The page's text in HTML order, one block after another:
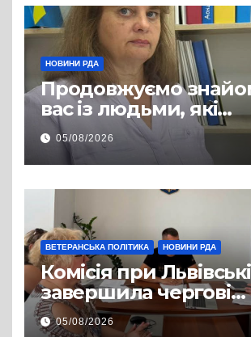
НОВИНИ РДА
Продовжуємо
вас із людьми, які
допомагають нашим
захисникам і
повертатися до
життя
05/08/2026
ВЕТЕРАНСЬКА ПОЛІТИКА НОВИНИ РДА
Комісія при
завершила чергові
співбесіди та
рекомендувала
05/08/2026